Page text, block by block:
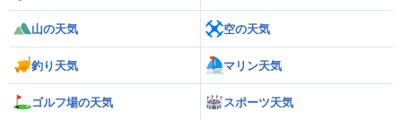
山の天気 空の天気
釣り天気 マリン天気
ゴルフ場の天気 スポーツ天気